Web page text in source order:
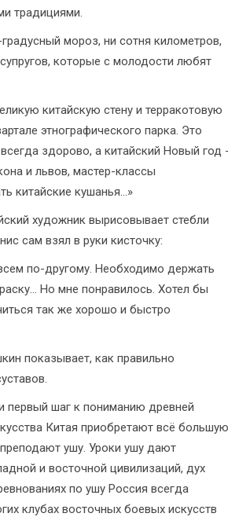
традициями.
мороз, ни сотня километров,
которые с молодости любят
китайскую стену и терракотовую
этнографического парка. Это
здорово, а китайский Новый год -
и львов, мастер-классы
китайские кушанья...»
художник вырисовывает стебли
сам взял в руки кисточку:
по-другому. Необходимо держать
Но мне понравилось. Хотел бы
так же хорошо и быстро
показывает, как правильно
первый шаг к пониманию древней
Китая приобретают всё большую
ушу. Уроки ушу дают
и восточной цивилизаций, дух
по ушу Россия всегда
клубах восточных боевых искусств